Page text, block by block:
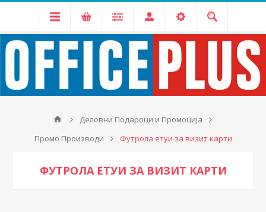
Деловни Подароци и Промоција
Промо Производи
Футрола етуи за визит карти
ФУТРОЛА ЕТУИ ЗА ВИЗИТ КАРТИ